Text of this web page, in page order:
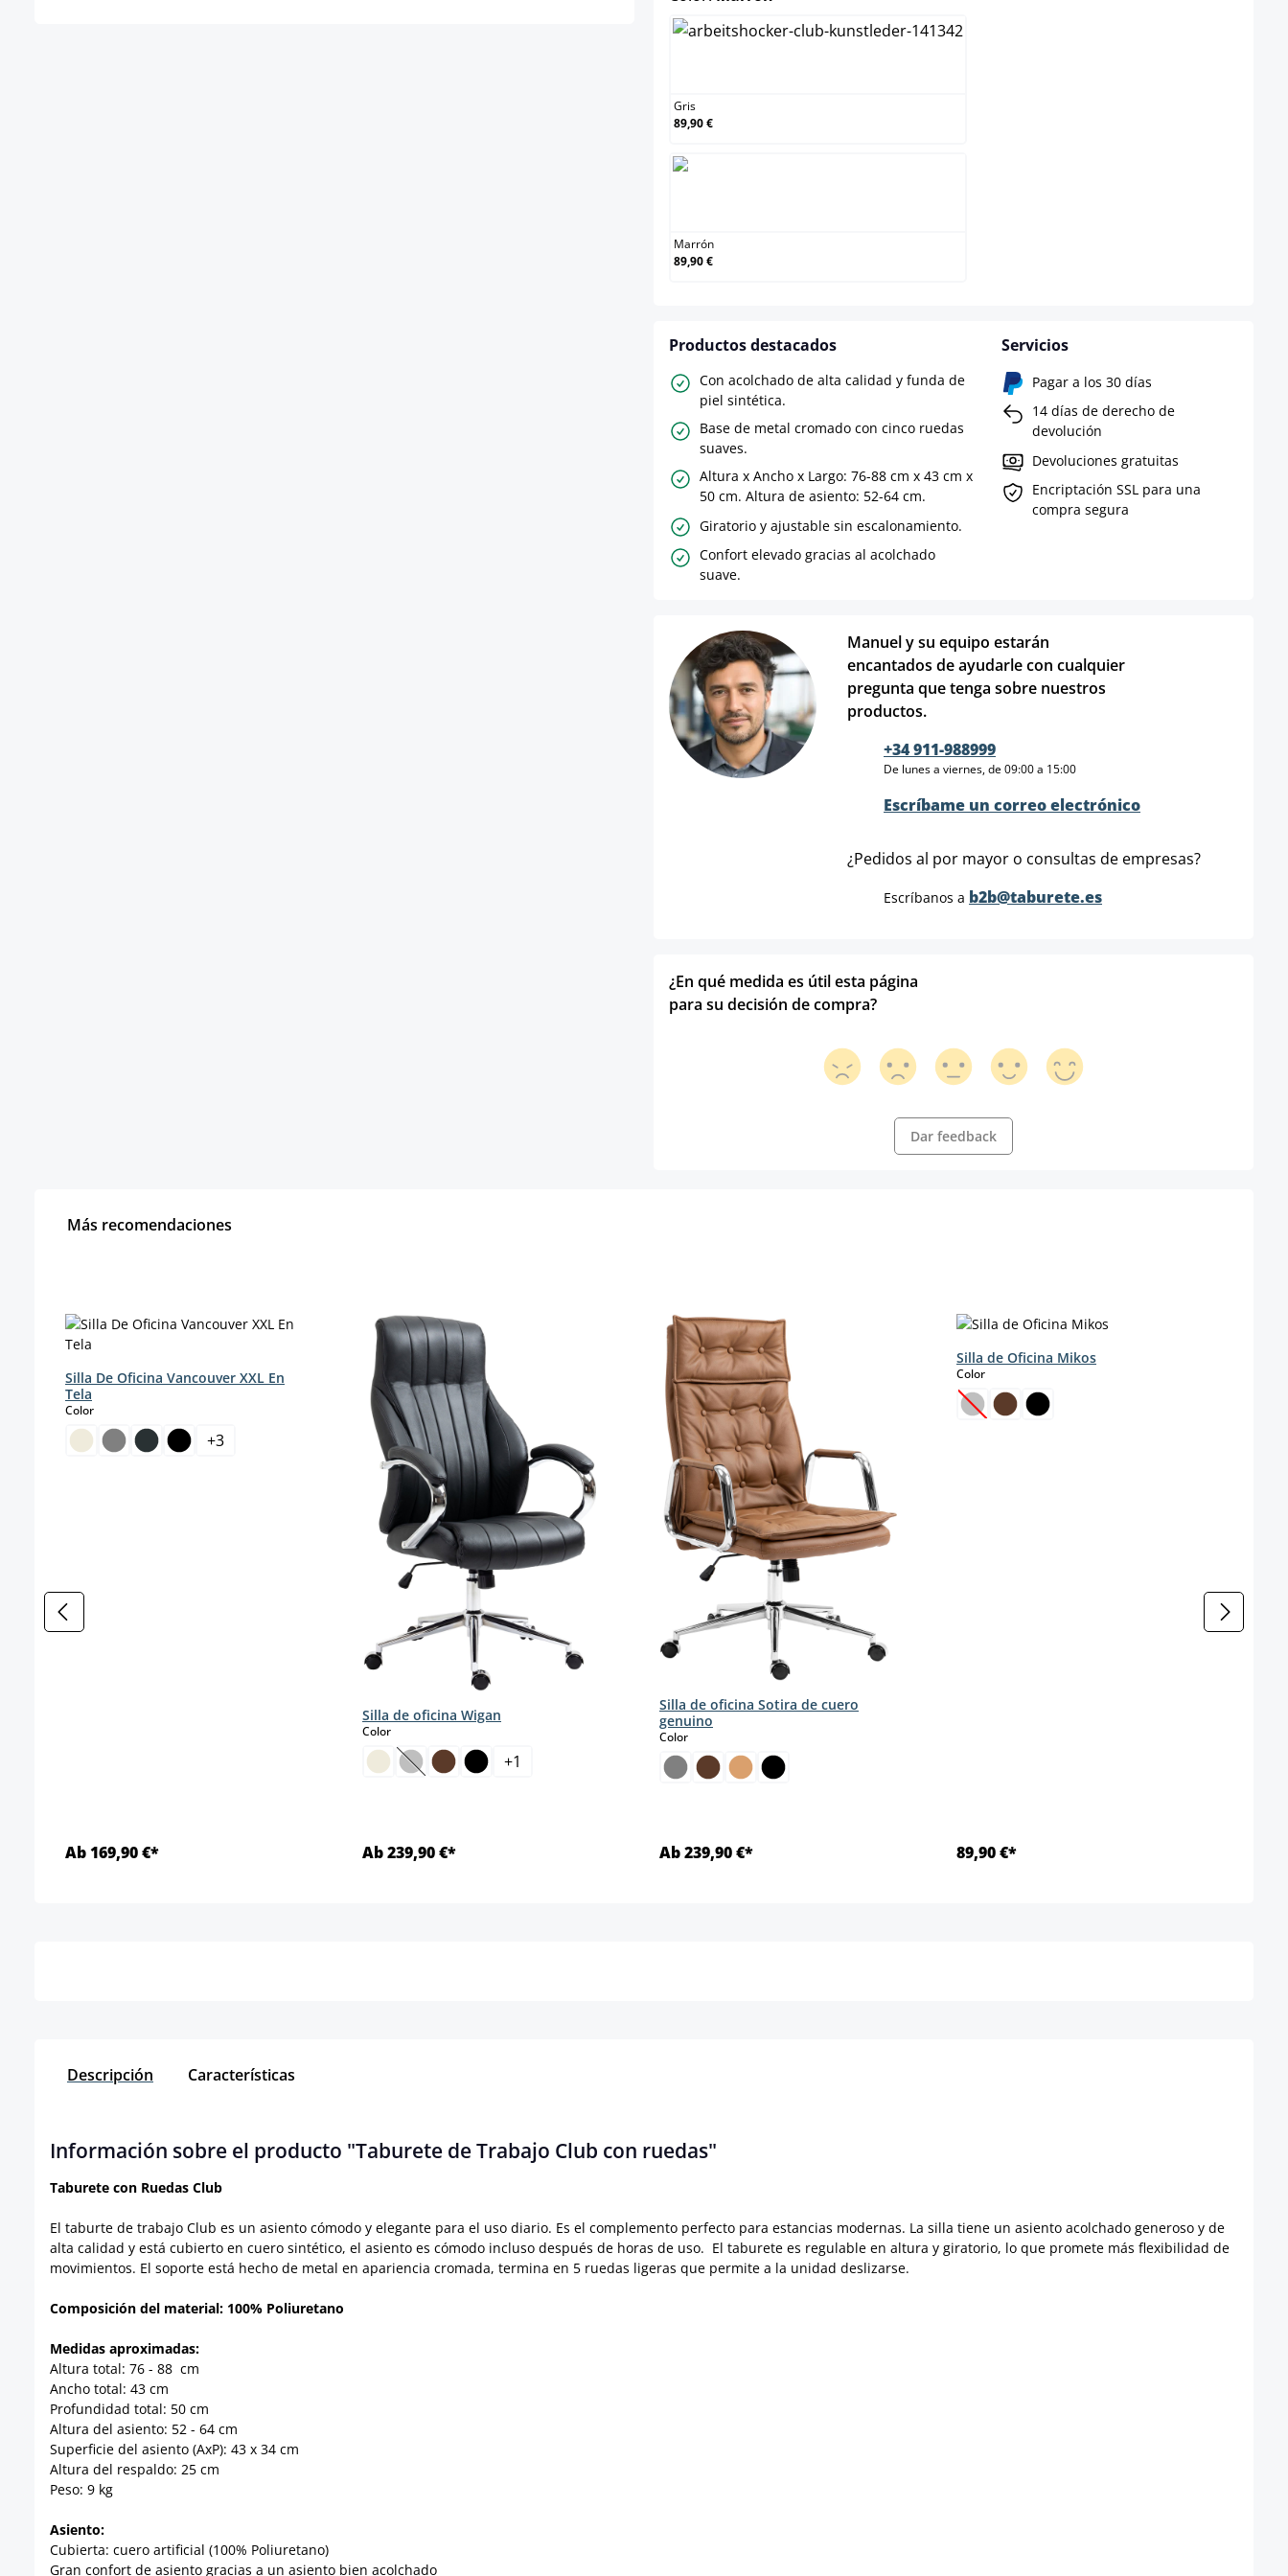
Gris
89,90 €
Marrón
89,90 €
Productos destacados
Con acolchado de alta calidad y funda de
piel sintética.
Base de metal cromado con cinco ruedas
suaves.
Altura x Ancho x Largo: 76-88 cm x 43 cm x
50 cm. Altura de asiento: 52-64 cm.
Giratorio y ajustable sin escalonamiento.
Confort elevado gracias al acolchado
suave.
Servicios
Pagar a los 30 días
14 días de derecho de
devolución
Devoluciones gratuitas
Encriptación SSL para una
compra segura
Manuel y su equipo estarán
encantados de ayudarle con cualquier
pregunta que tenga sobre nuestros
productos.
+34 911-988999
De lunes a viernes, de 09:00 a 15:00
Escríbame un correo electrónico
¿Pedidos al por mayor o consultas de empresas?
Escríbanos a b2b@taburete.es
¿En qué medida es útil esta página
para su decisión de compra?
Dar feedback
Más recomendaciones
Silla De Oficina Vancouver XXL En
Tela
Colorselect
+3
Ab 169,90 €*
Silla de oficina Wigan
Colorselect
(Esta opción no está disponible en este momento.)
+1
Ab 239,90 €*
Silla de oficina Sotira de cuero
genuino
Colorselect
Ab 239,90 €*
Silla de Oficina Mikos
Colorselect
(Esta opción no está disponible en este
89,90 €*
Descripción Características
Información sobre el producto "Taburete de Trabajo Club con ruedas"
Taburete con Ruedas Club
El taburte de trabajo Club es un asiento cómodo y elegante para el uso diario. Es el complemento perfecto para estancias modernas. La silla tiene un asiento acolchado generoso y de
alta calidad y está cubierto en cuero sintético, el asiento es cómodo incluso después de horas de uso. El taburete es regulable en altura y giratorio, lo que promete más flexibilidad de
movimientos. El soporte está hecho de metal en apariencia cromada, termina en 5 ruedas ligeras que permite a la unidad deslizarse.
Composición del material: 100% Poliuretano
Medidas aproximadas:
Altura total: 76 - 88 cm
Ancho total: 43 cm
Profundidad total: 50 cm
Altura del asiento: 52 - 64 cm
Superficie del asiento (AxP): 43 x 34 cm
Altura del respaldo: 25 cm
Peso: 9 kg
Asiento:
Cubierta: cuero artificial (100% Poliuretano)
Gran confort de asiento gracias a un asiento bien acolchado